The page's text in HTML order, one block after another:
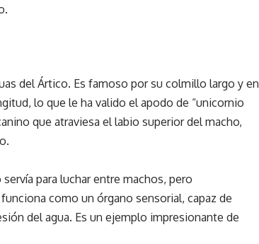
del Ártico. Es famoso por su colmillo largo y en
lo que le ha valido el apodo de “unicornio
que atraviesa el labio superior del macho,
para luchar entre machos, pero
como un órgano sensorial, capaz de
del agua. Es un ejemplo impresionante de